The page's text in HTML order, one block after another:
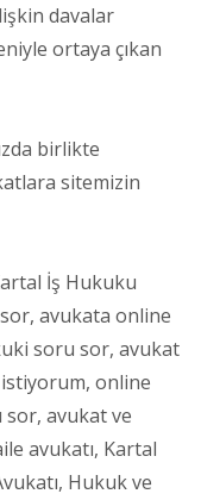
davalar
ortaya çıkan
birlikte
sitemizin
İş Hukuku
avukata online
soru sor, avukat
istiyorum, online
avukat ve
avukatı, Kartal
Hukuk ve